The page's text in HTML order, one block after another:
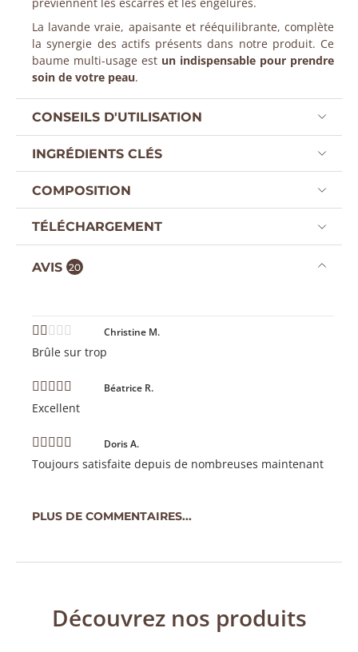
La lavande vraie, apaisante et rééquilibrante, complète
la synergie des actifs présents dans notre produit. Ce
baume multi-usage est un indispensable pour prendre
soin de votre peau.
CONSEILS D'UTILISATION
INGRÉDIENTS CLÉS
COMPOSITION
TÉLÉCHARGEMENT
AVIS 20
Christine M.
Brûle sur trop
Béatrice R.
Excellent
Doris A.
Toujours satisfaite depuis de nombreuses maintenant
PLUS DE COMMENTAIRES...
Découvrez nos produits